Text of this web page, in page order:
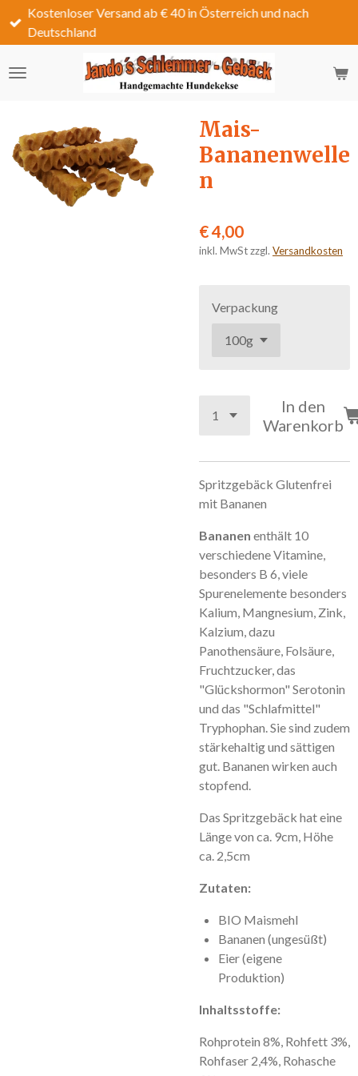
Zum
Hauptinhalt
Kostenloser Versand ab € 40 in Österreich und nach
Deutschland
Mais-
Bananenwelle
n
€ 4,00
inkl. MwSt zzgl. Versandkosten
Verpackung
In den
Warenkorb
Spritzgebäck Glutenfrei
mit Bananen
Bananen enthält 10
verschiedene Vitamine,
besonders B 6, viele
Spurenelemente besonders
Kalium, Mangnesium, Zink,
Kalzium, dazu
Panothensäure, Folsäure,
Fruchtzucker, das
"Glückshormon" Serotonin
und das "Schlafmittel"
Tryphophan. Sie sind zudem
stärkehaltig und sättigen
gut. Bananen wirken auch
stopfend.
Das Spritzgebäck hat eine
Länge von ca. 9cm, Höhe
ca. 2,5cm
Zutaten:
BIO Maismehl
Bananen (ungesüßt)
Eier (eigene
Produktion)
Inhaltsstoffe:
Rohprotein 8%, Rohfett 3%,
Rohfaser 2,4%, Rohasche